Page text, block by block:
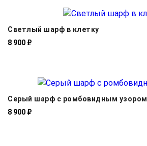
Светлый шарф в клетку
8 900 ₽
Серый шарф с ромбовидным узором
8 900 ₽